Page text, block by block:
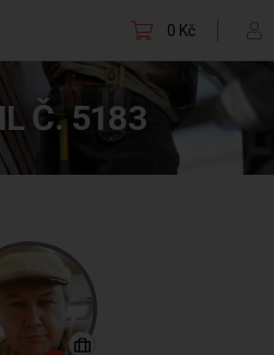
0 Kč
Č. 5183